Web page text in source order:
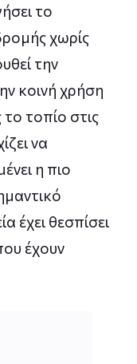
το
χωρίς
την
κοινή χρήση
τοπίο στις
να
η πιο
έχει θεσπίσει
έχουν